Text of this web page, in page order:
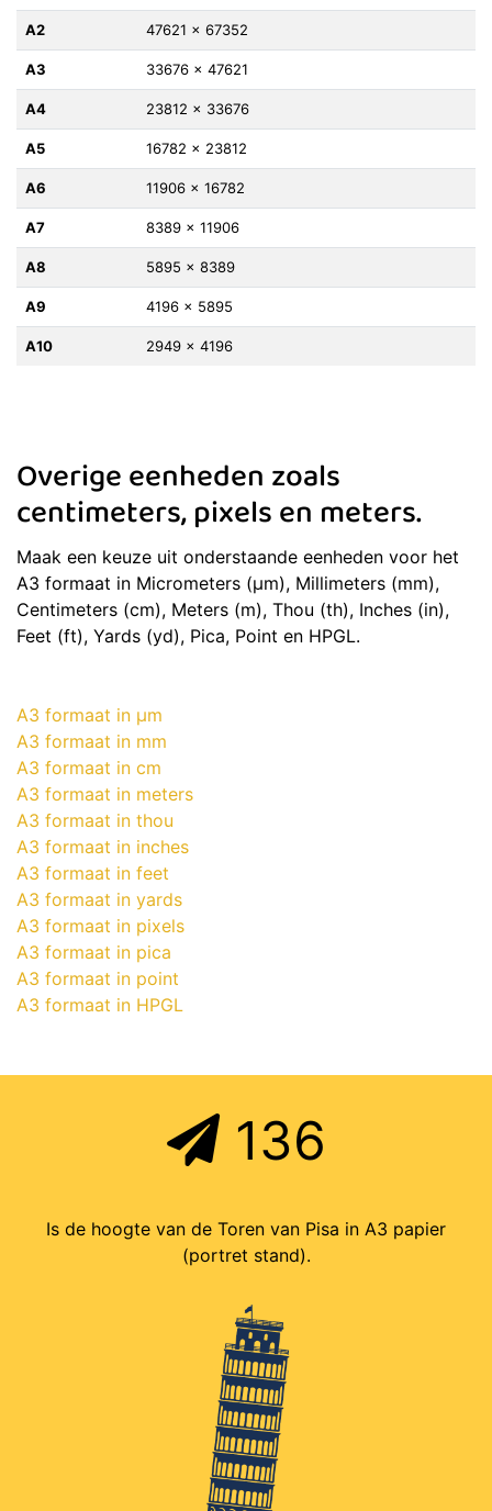
A2 47621 x 67352
A3 33676 x 47621
A4 23812 x 33676
A5 16782 x 23812
A6 11906 x 16782
A7 8389 x 11906
A8 5895 x 8389
A9 4196 x 5895
A10 2949 x 4196
Overige eenheden zoals
centimeters, pixels en meters.
Maak een keuze uit onderstaande eenheden voor het
A3 formaat in Micrometers (μm), Millimeters (mm),
Centimeters (cm), Meters (m), Thou (th), Inches (in),
Feet (ft), Yards (yd), Pica, Point en HPGL.
A3 formaat in μm
A3 formaat in mm
A3 formaat in cm
A3 formaat in meters
A3 formaat in thou
A3 formaat in inches
A3 formaat in feet
A3 formaat in yards
A3 formaat in pixels
A3 formaat in pica
A3 formaat in point
A3 formaat in HPGL
136
Is de hoogte van de Toren van Pisa in A3 papier
(portret stand).